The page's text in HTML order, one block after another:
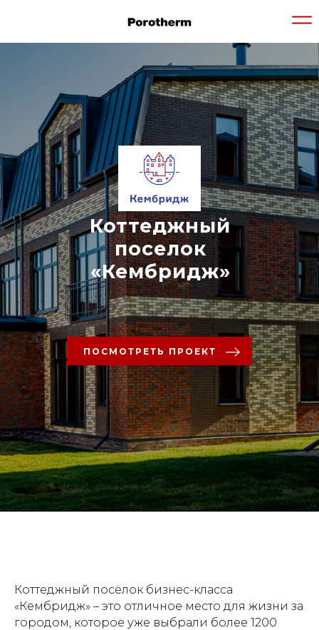
Коттеджный
поселок
«Кембридж»
ПОСМОТРЕТЬ ПРОЕКТ
Коттеджный посёлок бизнес-класса
«Кембридж» – это отличное место для жизни за
городом, которое уже выбрали более 1200